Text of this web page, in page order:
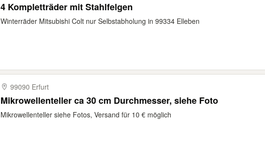
4 Kompletträder mit Stahlfelgen
Winterräder Mitsubishi Colt nur Selbstabholung in 99334 Elleben
99090 Erfurt
Mikrowellenteller ca 30 cm Durchmesser, siehe Foto
Mikrowellenteller siehe Fotos, Versand für 10 € möglich